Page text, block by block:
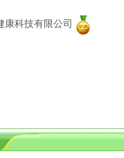
康科技有限公司